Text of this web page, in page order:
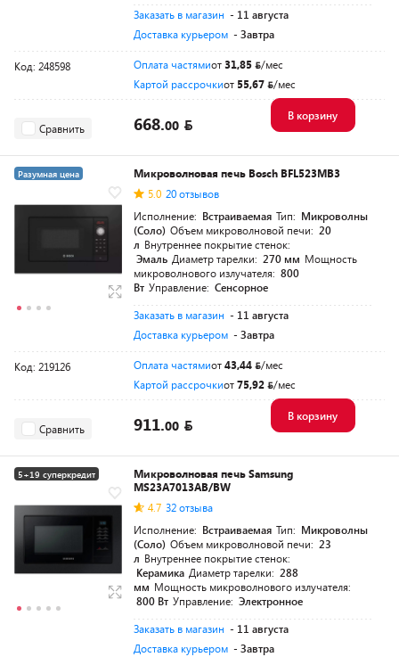
Заказать в магазин - 11 августа
Доставка курьером - Завтра
Код: 248598 Оплата частямиот31,85
/мес
Картой рассрочкиот 55,67 /мес
Сравнить 668.00
В корзину
Разумная цена
Микроволновая печь Bosch BFL523MB3
5.0 20 отзывов
Исполнение: Встраиваемая Тип: Микроволны
(Соло) Объем микроволновой печи: 20
л Внутреннее покрытие стенок:
Эмаль Диаметр тарелки: 270 мм Мощность
микроволнового излучателя: 800
Вт Управление: Сенсорное
Заказать в магазин - 11 августа
Доставка курьером - Завтра
Код: 219126 Оплата частямиот43,44
/мес
Картой рассрочкиот75,92 /мес
Сравнить 911.00
В корзину
5+19 суперкредит
Микроволновая печь Samsung
MS23A7013AB/BW
4.7 32 отзыва
Исполнение: Встраиваемая Тип: Микроволны
(Соло) Объем микроволновой печи: 23
л Внутреннее покрытие стенок:
Керамика Диаметр тарелки: 288
мм Мощность микроволнового излучателя:
800 Вт Управление: Электронное
Заказать в магазин - 11 августа
Доставка курьером - Завтра